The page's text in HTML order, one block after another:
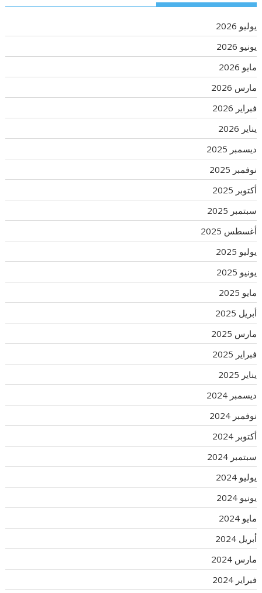
يوليو 2026
يونيو 2026
مايو 2026
مارس 2026
فبراير 2026
يناير 2026
ديسمبر 2025
نوفمبر 2025
أكتوبر 2025
سبتمبر 2025
أغسطس 2025
يوليو 2025
يونيو 2025
مايو 2025
أبريل 2025
مارس 2025
فبراير 2025
يناير 2025
ديسمبر 2024
نوفمبر 2024
أكتوبر 2024
سبتمبر 2024
يوليو 2024
يونيو 2024
مايو 2024
أبريل 2024
مارس 2024
فبراير 2024